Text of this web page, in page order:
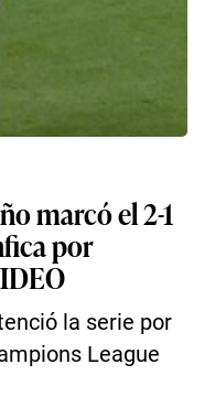
marcó el 2-1
por
la serie por
League